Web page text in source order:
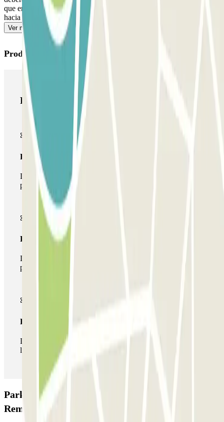
que encontrarás en tu reserva. Recuerda hacerlo antes de dirigirte
hacia la salida para evitar colas.
Ver más
Productos de Parclick
Productos de Parclick
Pase básico
Durante tu estancia podrás entrar y salir una única vez al
parking
Pase multiparking
Durante tu estancia podrás hacer uso de toda la red de
parkings de este operador disponibles en Parclick.
Pase ilimitado
Durante tu estancia podrás entrar y salir del parking todas
las veces que quieras.
Parking Parkbee Leonardo Hotel
Rembrandtpark: Opiniones